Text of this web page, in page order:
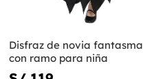
Disfraz de novia fantasma
con ramo para niña